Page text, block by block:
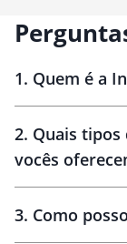
1. Quem é a
Brindes
2. Quais tipos
vocês
3. Como